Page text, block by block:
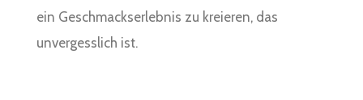
ein Geschmackserlebnis zu kreieren, das
unvergesslich ist.